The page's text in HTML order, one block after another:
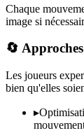
Chaque
image si
🔄
Les joueurs
bien qu'elles
▸